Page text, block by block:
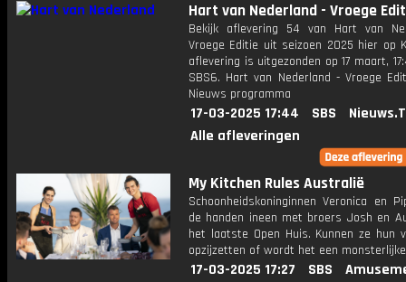
Hart van Nederland - Vroege
Bekijk aflevering 54 van Hart van
Vroege Editie uit seizoen 2025 hier op
aflevering is uitgezonden op 17 maart,
SBS6. Hart van Nederland - Vroege
Nieuws programma
17-03-2025 17:44 SBS
Alle afleveringen
My Kitchen Rules Australië
Schoonheidskoninginnen Veronica en
de handen ineen met broers Josh en
het laatste Open Huis. Kunnen ze hun
opzijzetten of wordt het een
17-03-2025 17:27 SBS